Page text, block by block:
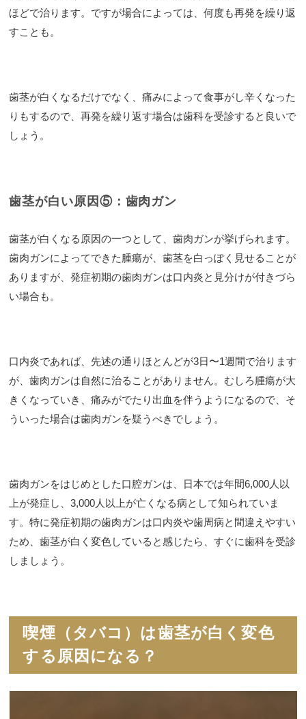
ほどで治ります。ですが場合によっては、何度も再発を繰り返
すことも。
歯茎が白くなるだけでなく、痛みによって食事がし辛くなった
りもするので、再発を繰り返す場合は歯科を受診すると良いで
しょう。
歯茎が白い原因⑤：歯肉ガン
歯茎が白くなる原因の一つとして、歯肉ガンが挙げられます。
歯肉ガンによってできた腫瘍が、歯茎を白っぽく見せることが
ありますが、発症初期の歯肉ガンは口内炎と見分けが付きづら
い場合も。
口内炎であれば、先述の通りほとんどが3日〜1週間で治ります
が、歯肉ガンは自然に治ることがありません。むしろ腫瘍が大
きくなっていき、痛みがでたり出血を伴うようになるので、そ
ういった場合は歯肉ガンを疑うべきでしょう。
歯肉ガンをはじめとした口腔ガンは、日本では年間6,000人以
上が発症し、3,000人以上が亡くなる病として知られていま
す。特に発症初期の歯肉ガンは口内炎や歯周病と間違えやすい
ため、歯茎が白く変色していると感じたら、すぐに歯科を受診
しましょう。
喫煙（タバコ）は歯茎が白く変色
する原因になる？